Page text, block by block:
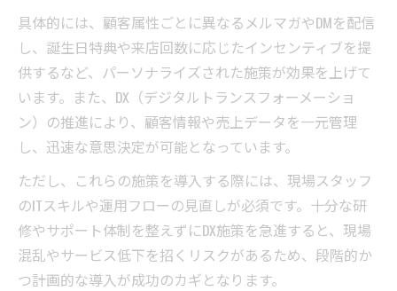
具体的には、顧客属性ごとに異なるメルマガやDMを配信
し、誕生日特典や来店回数に応じたインセンティブを提
供するなど、パーソナライズされた施策が効果を上げて
います。また、DX（デジタルトランスフォーメーショ
ン）の推進により、顧客情報や売上データを一元管理
し、迅速な意思決定が可能となっています。
ただし、これらの施策を導入する際には、現場スタッフ
のITスキルや運用フローの見直しが必須です。十分な研
修やサポート体制を整えずにDX施策を急進すると、現場
混乱やサービス低下を招くリスクがあるため、段階的か
つ計画的な導入が成功のカギとなります。